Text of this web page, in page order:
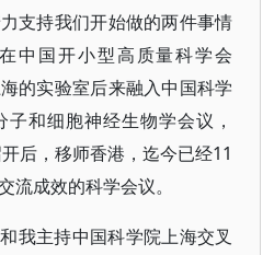
支持我们开始做的两件事情
中国开小型高质量科学会
的实验室后来融入中国科学
和细胞神经生物学会议，
后，移师香港，迄今已经11
流成效的科学会议。
我主持中国科学院上海交叉